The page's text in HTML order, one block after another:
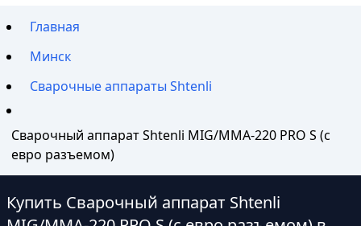
Главная
Минск
Сварочные аппараты Shtenli
Сварочный аппарат Shtenli MIG/MMA-220 PRO S (с
евро разъемом)
Купить Сварочный аппарат Shtenli